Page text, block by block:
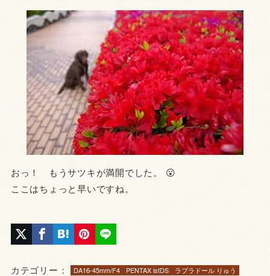
おっ！ もうサツキが満開でした。 😮
ここはちょっと早いですね。
カテゴリー： DA16-45mm/F4 PENTAX istDS ラブラドール りゅう